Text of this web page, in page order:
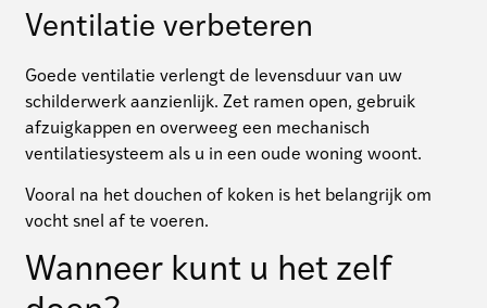
Ventilatie verbeteren
Goede ventilatie verlengt de levensduur van uw
schilderwerk aanzienlijk. Zet ramen open, gebruik
afzuigkappen en overweeg een mechanisch
ventilatiesysteem als u in een oude woning woont.
Vooral na het douchen of koken is het belangrijk om
vocht snel af te voeren.
Wanneer kunt u het zelf